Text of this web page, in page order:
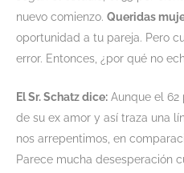
nuevo comienzo. Queridas
oportunidad a tu pareja. Pero
error. Entonces, ¿por qué no
El Sr. Schatz dice: Aunque el
de su ex amor y así traza una
nos arrepentimos, en
Parece mucha desesperación